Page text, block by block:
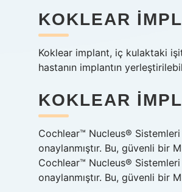
KOKLEAR
Koklear implant, iç kulaktaki
hastanın implantın
KOKLEAR
Cochlear™ Nucleus®
onaylanmıştır. Bu, güvenli bir
Cochlear™ Nucleus®
onaylanmıştır. Bu, güvenli bir